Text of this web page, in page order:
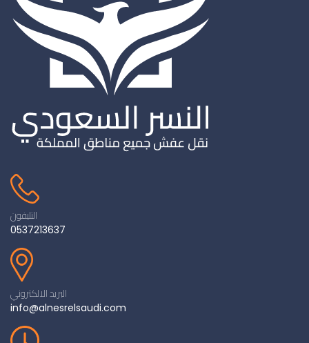
التليفون
0537213637
البريد الالكتروني
info@alnesrelsaudi.com